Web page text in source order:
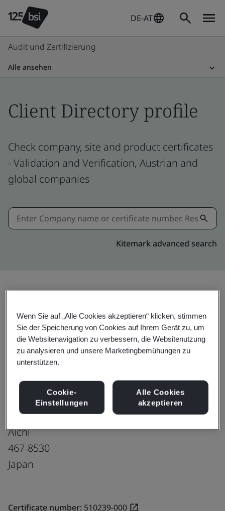
DE-AT
Audit und Zertifizierung
Alle ansehen
Client Directory profile
Check company, site and product certificates
- Validation and Verification, Austrian and
global companies
Kitemark advanced search
NGK INSULATORS, LTD. Ceramics Products
Business Group Nagoya HONEYCERAM Plant
2-56 Suda-cho
Mizuho-ku
Nagoya-shi
Aichi
467-8530
Japan
Certificate number: 510239-000
Wenn Sie auf „Alle Cookies akzeptieren“ klicken, stimmen
Sie der Speicherung von Cookies auf Ihrem Gerät zu, um
die Websitenavigation zu verbessern, die Websitenutzung
zu analysieren und unsere Marketingbemühungen zu
unterstützen.
Cookie-
Einstellungen
Alle Cookies
akzeptieren